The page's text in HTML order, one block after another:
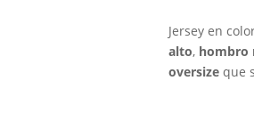
Jersey en
alto, hombro
oversizeque